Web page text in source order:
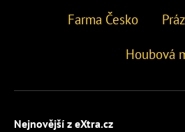
Farma Česko
Houbová
Nejnovější z eXtra.cz